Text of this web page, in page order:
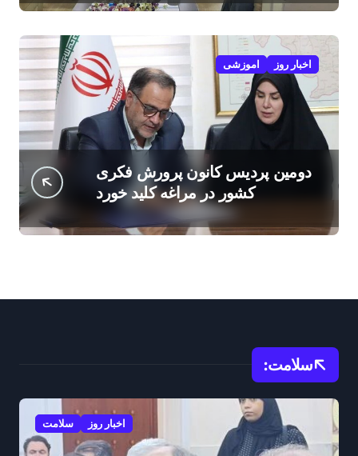
اخبار روز اموزشی
دومین پردیس کانون پرورش فکری
کشور در مراغه کلید خورد
سلامت:
اخبار روز سلامت